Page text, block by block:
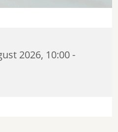
2026, 10:00 -